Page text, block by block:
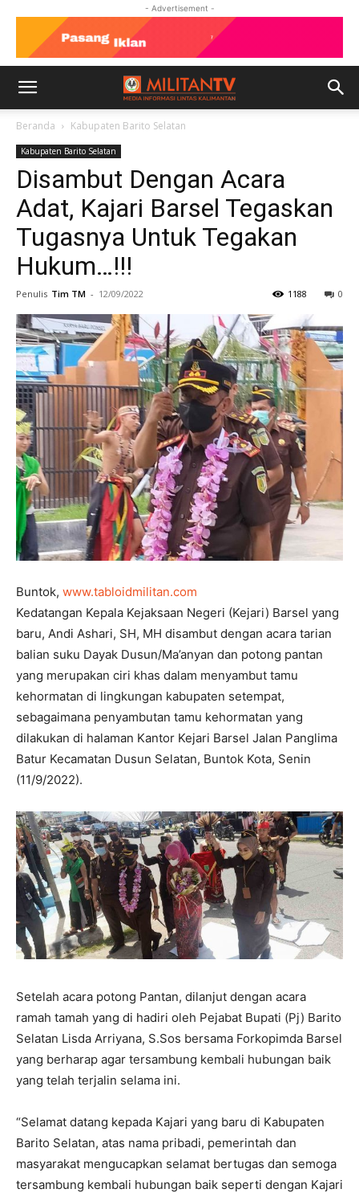
- Advertisement -
Beranda Kabupaten Barito Selatan
Kabupaten Barito Selatan
Disambut Dengan Acara
Adat, Kajari Barsel Tegaskan
Tugasnya Untuk Tegakan
Hukum…!!!
Penulis Tim TM - 12/09/2022 0
1188
Buntok, www.tabloidmilitan.com
Kedatangan Kepala Kejaksaan Negeri (Kejari) Barsel yang
baru, Andi Ashari, SH, MH disambut dengan acara tarian
balian suku Dayak Dusun/Ma’anyan dan potong pantan
yang merupakan ciri khas dalam menyambut tamu
kehormatan di lingkungan kabupaten setempat,
sebagaimana penyambutan tamu kehormatan yang
dilakukan di halaman Kantor Kejari Barsel Jalan Panglima
Batur Kecamatan Dusun Selatan, Buntok Kota, Senin
(11/9/2022).
Setelah acara potong Pantan, dilanjut dengan acara
ramah tamah yang di hadiri oleh Pejabat Bupati (Pj) Barito
Selatan Lisda Arriyana, S.Sos bersama Forkopimda Barsel
yang berharap agar tersambung kembali hubungan baik
yang telah terjalin selama ini.
“Selamat datang kepada Kajari yang baru di Kabupaten
Barito Selatan, atas nama pribadi, pemerintah dan
masyarakat mengucapkan selamat bertugas dan semoga
tersambung kembali hubungan baik seperti dengan Kajari